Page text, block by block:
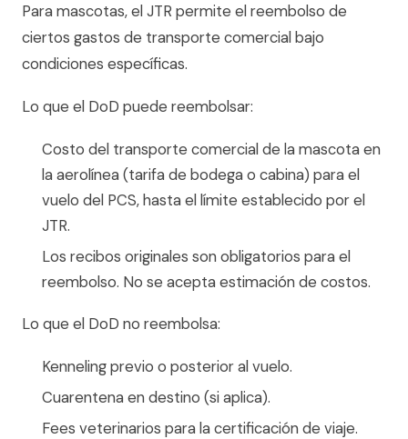
Para mascotas, el JTR permite el reembolso de
ciertos gastos de transporte comercial bajo
condiciones específicas.
Lo que el DoD puede reembolsar:
Costo del transporte comercial de la mascota en
la aerolínea (tarifa de bodega o cabina) para el
vuelo del PCS, hasta el límite establecido por el
JTR.
Los recibos originales son obligatorios para el
reembolso. No se acepta estimación de costos.
Lo que el DoD no reembolsa:
Kenneling previo o posterior al vuelo.
Cuarentena en destino (si aplica).
Fees veterinarios para la certificación de viaje.